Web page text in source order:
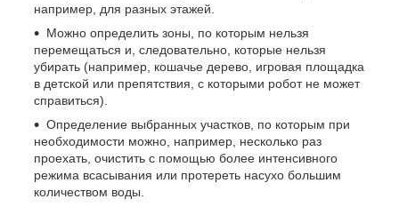
например, для разных этажей.
Можно определить зоны, по которым нельзя
перемещаться и, следовательно, которые нельзя
убирать (например, кошачье дерево, игровая площадка
в детской или препятствия, с которыми робот не может
справиться).
Определение выбранных участков, по которым при
необходимости можно, например, несколько раз
проехать, очистить с помощью более интенсивного
режима всасывания или протереть насухо большим
количеством воды.